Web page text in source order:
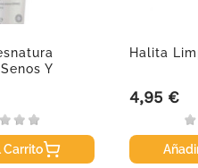
Y
Carrito
Halita
Precio
4,95 €